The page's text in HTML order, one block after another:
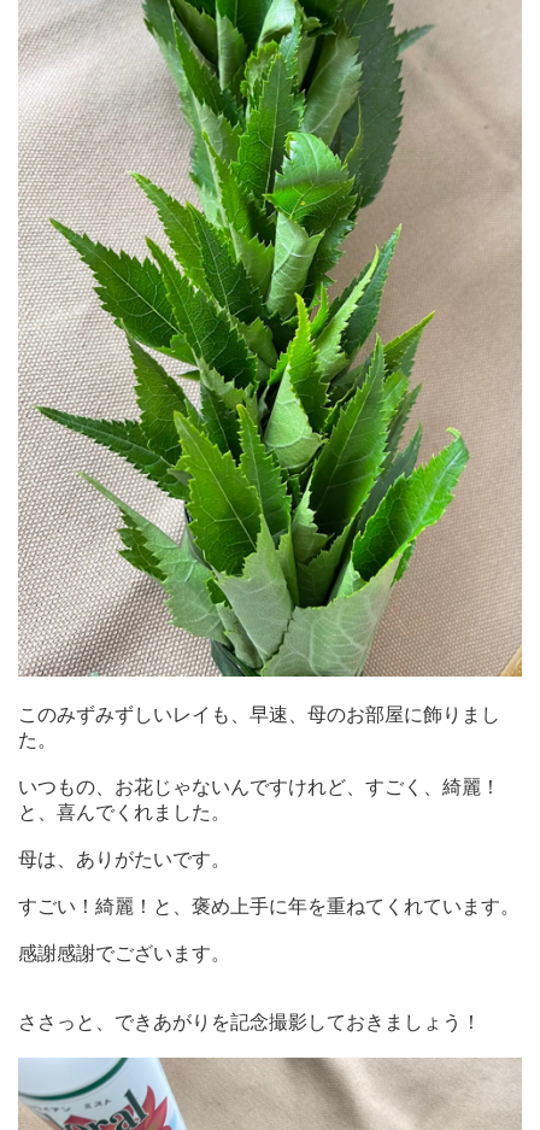
このみずみずしいレイも、早速、母のお部屋に飾りまし
た。
いつもの、お花じゃないんですけれど、すごく、綺麗！
と、喜んでくれました。
母は、ありがたいです。
すごい！綺麗！と、褒め上手に年を重ねてくれています。
感謝感謝でございます。
ささっと、できあがりを記念撮影しておきましょう！